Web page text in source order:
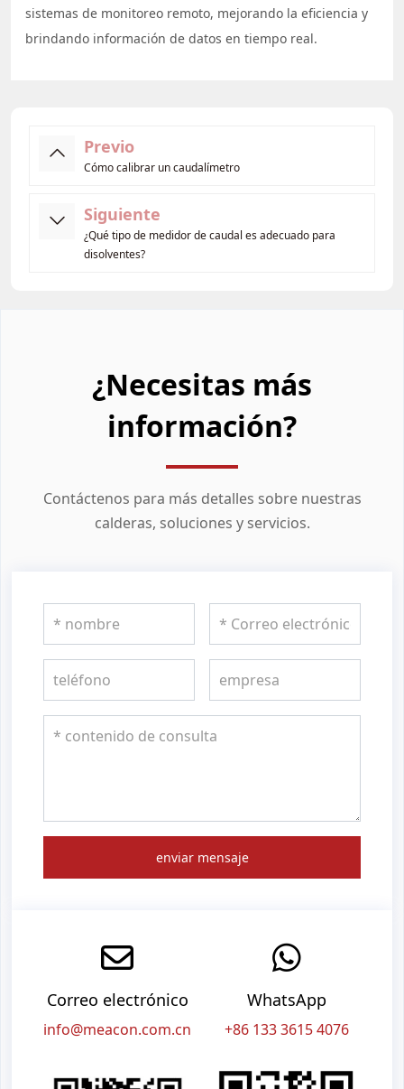
sistemas de monitoreo remoto, mejorando la eficiencia y
brindando información de datos en tiempo real.
Previo
Cómo calibrar un caudalímetro
Siguiente
¿Qué tipo de medidor de caudal es adecuado para
disolventes?
¿Necesitas más
información?
Contáctenos para más detalles sobre nuestras
calderas, soluciones y servicios.
enviar mensaje
Correo electrónico
info@meacon.com.cn
WhatsApp
+86 133 3615 4076